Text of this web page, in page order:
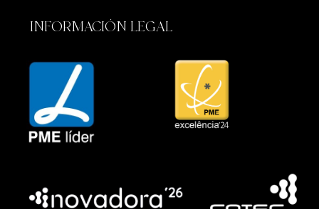
INFORMACIÓN LEGAL